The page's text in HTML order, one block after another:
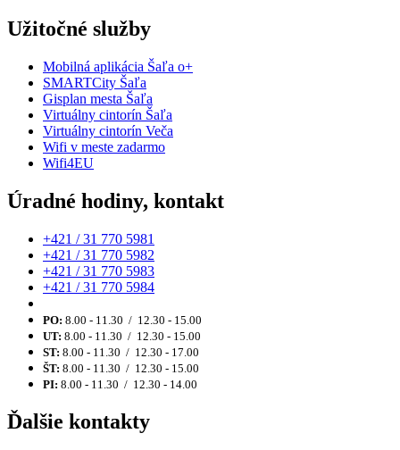
Užitočné služby
Mobilná aplikácia Šaľa o+
SMARTCity Šaľa
Gisplan mesta Šaľa
Virtuálny cintorín Šaľa
Virtuálny cintorín Veča
Wifi v meste zadarmo
Wifi4EU
Úradné hodiny, kontakt
+421 / 31 770 5981
+421 / 31 770 5982
+421 / 31 770 5983
+421 / 31 770 5984
PO: 8.00 - 11.30 / 12.30 - 15.00
UT: 8.00 - 11.30 / 12.30 - 15.00
ST: 8.00 - 11.30 / 12.30 - 17.00
ŠT: 8.00 - 11.30 / 12.30 - 15.00
PI: 8.00 - 11.30 / 12.30 - 14.00
Ďalšie kontakty